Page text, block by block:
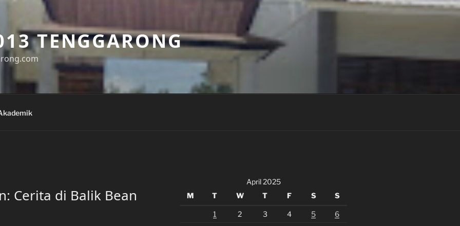
TENGGARONG
Cerita di Balik Bean
April 2025
M
T W T F S S
1 2 3 4 5
6